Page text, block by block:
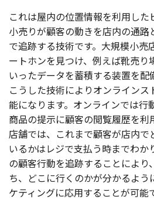
これは屋内の位置情報を利用した
小売りが顧客の動きを店内の通路
で追跡する技術です。大規模小売
ートホンを見つけ、例えば靴売り
いったデータを蓄積する装置を配
こうした技術によりオンライン
能になります。オンラインでは行
商品の提示に顧客の閲覧履歴を利
店舗では、これまで顧客が店内で
いるかはレジで支払う時までわか
の顧客行動を追跡することにより
ち、どこに行くのかが分かるよう
ケティングに応用することが可能